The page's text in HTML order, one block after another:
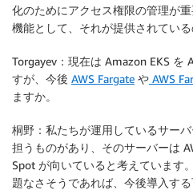
化のためにアクセス権限の管理が
機能として、それが提供されている
Torgayev：現在は Amazon EKS を
すが、今後 AWS Fargate や AWS
ますか。
桐野：私たちが運用しているサー
担うものがあり、そのサーバーは
Spot が向いていると考えています
題なさそうであれば、今後導入す